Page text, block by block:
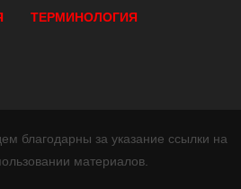
ТЕРМИНОЛОГИЯ
благодарны за указание ссылки на
материалов.